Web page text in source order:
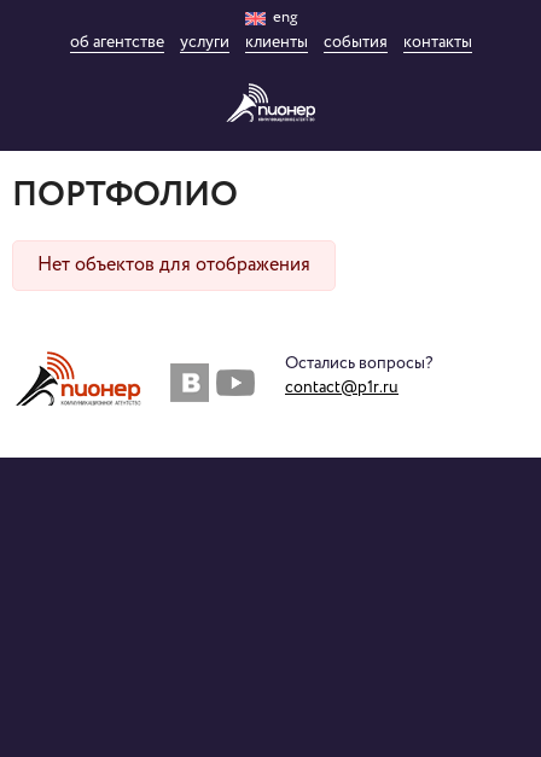
eng
об агентстве услуги клиенты события контакты
ПОРТФОЛИО
Нет объектов для отображения
Остались вопросы?
contact@p1r.ru